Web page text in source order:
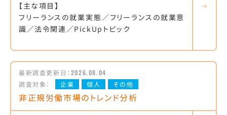
【主な項目】
フリーランスの就業実態／フリーランスの就業意
識／法令関連／PickUpトピック
最新調査更新日： 2026.08.04
調査対象：
企業 個人 その他
非正規労働市場のトレンド分析